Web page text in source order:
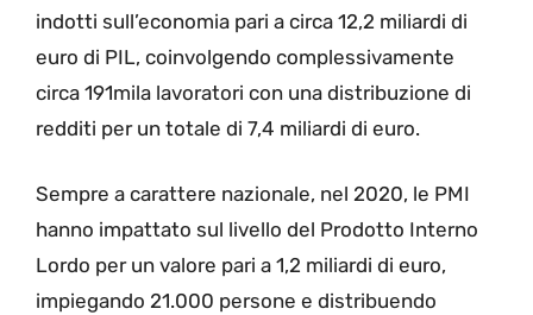
indotti sull’economia pari a circa 12,2 miliardi di
euro di PIL, coinvolgendo complessivamente
circa 191mila lavoratori con una distribuzione di
redditi per un totale di 7,4 miliardi di euro.
Sempre a carattere nazionale, nel 2020, le PMI
hanno impattato sul livello del Prodotto Interno
Lordo per un valore pari a 1,2 miliardi di euro,
impiegando 21.000 persone e distribuendo